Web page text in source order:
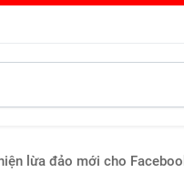
lừa đảo mới cho